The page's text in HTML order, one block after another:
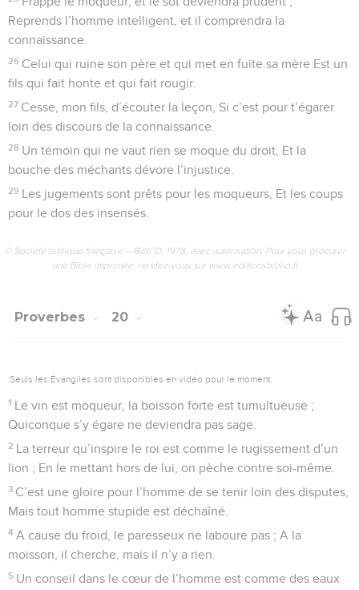
Reprends l’homme intelligent, et il comprendra la
connaissance.
26 Celui qui ruine son père et qui met en fuite sa mère Est un
fils qui fait honte et qui fait rougir.
27 Cesse, mon fils, d’écouter la leçon, Si c’est pour t’égarer
loin des discours de la connaissance.
28 Un témoin qui ne vaut rien se moque du droit, Et la
bouche des méchants dévore l’injustice.
29 Les jugements sont prêts pour les moqueurs, Et les coups
pour le dos des insensés.
© Société biblique française – Bibli’O, 1978, avec autorisation. Pour vous procurer
une Bible imprimée, rendez-vous sur www.editionsbiblio.fr
Proverbes 20
Seuls les Évangiles sont disponibles en vidéo pour le moment.
1 Le vin est moqueur, la boisson forte est tumultueuse ;
Quiconque s’y égare ne deviendra pas sage.
2 La terreur qu’inspire le roi est comme le rugissement d’un
lion ; En le mettant hors de lui, on pèche contre soi-même.
3 C’est une gloire pour l’homme de se tenir loin des disputes,
Mais tout homme stupide est déchaîné.
4 A cause du froid, le paresseux ne laboure pas ; A la
moisson, il cherche, mais il n’y a rien.
5 Un conseil dans le cœur de l’homme est comme des eaux